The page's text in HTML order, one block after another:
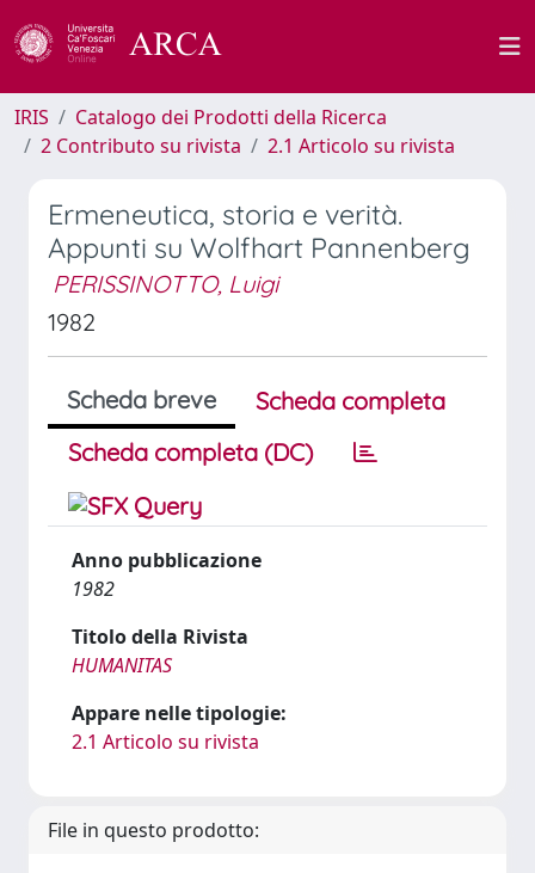
IRIS
Catalogo dei Prodotti della Ricerca
2 Contributo su rivista
2.1 Articolo su rivista
Ermeneutica, storia e verità.
Appunti su Wolfhart Pannenberg
PERISSINOTTO, Luigi
1982
Scheda breve
Scheda completa
Scheda completa (DC)
Anno pubblicazione
1982
Titolo della Rivista
HUMANITAS
Appare nelle tipologie:
2.1 Articolo su rivista
File in questo prodotto: